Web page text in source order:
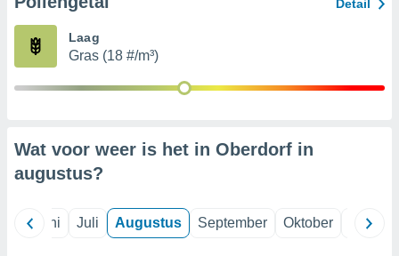
partners
Detail
Laag
Gras (18 #/m³)
Wat voor weer is het in Oberdorf in
augustus?
Juni Juli Augustus September Oktober